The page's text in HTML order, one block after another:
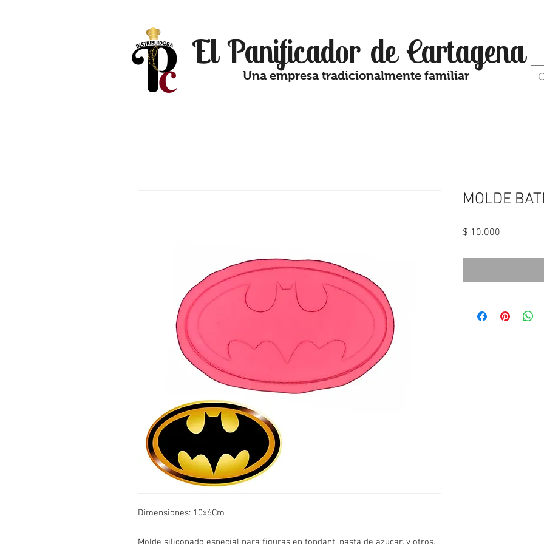
El Panificador de Cartagena
Una empresa tradicionalmente familiar
Dimensiones: 10x6Cm
MOLDE
$ 10.000